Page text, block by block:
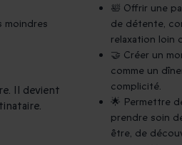
moindres
Il devient
🛀 Offrir une
de détente,
relaxation loin
🤝 Créer un
comme un
complicité.
🌟 Permettre
prendre soin
être, de